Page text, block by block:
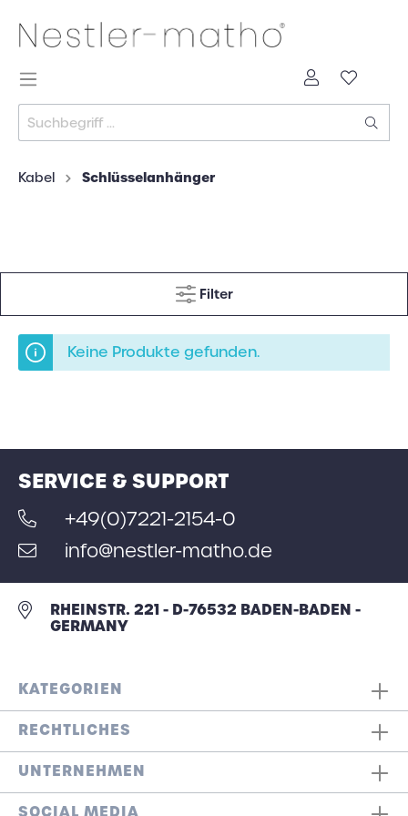
Kabel Schlüsselanhänger
Filter
Keine Produkte gefunden.
SERVICE & SUPPORT
+49(0)7221-2154-0
info@nestler-matho.de
RHEINSTR. 221 - D-76532 BADEN-BADEN -
GERMANY
KATEGORIEN
RECHTLICHES
UNTERNEHMEN
SOCIAL MEDIA